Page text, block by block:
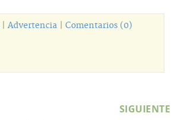
Advertencia Comentarios (0)
SIGUIENTE